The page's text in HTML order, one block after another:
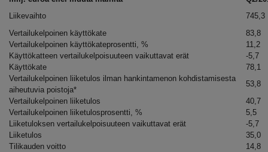
Liikevaihto
745,3
Vertailukelpoinen käyttökate
83,8
Vertailukelpoinen käyttökateprosentti, %
11,2
Käyttökatteen vertailukelpoisuuteen vaikuttavat erät
-5,7
Käyttökate
78,1
Vertailukelpoinen liiketulos ilman hankintamenon kohdistamisesta
aiheutuvia poistoja*
53,8
Vertailukelpoinen liiketulos
40,7
Vertailukelpoinen liiketulosprosentti, %
5,5
Liiketuloksen vertailukelpoisuuteen vaikuttavat erät
-5,7
Liiketulos
35,0
Tilikauden voitto
14,8